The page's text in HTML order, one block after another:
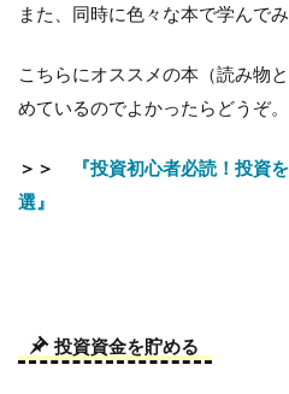
また、同時に色々な本で学んで
こちらにオススメの本（読み物
めているのでよかったらどうぞ。
＞＞
『投資初心者必読！投資
選』
投資資金を貯める